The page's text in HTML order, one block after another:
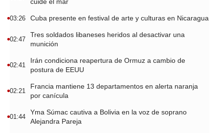
03:26 Cuba presente en festival de arte y culturas en Nicaragua
02:47
Tres soldados libaneses heridos al desactivar una
munición
02:41
Irán condiciona reapertura de Ormuz a cambio de
postura de EEUU
02:21
Francia mantiene 13 departamentos en alerta naranja
por canícula
01:44
Yma Súmac cautiva a Bolivia en la voz de soprano
Alejandra Pareja